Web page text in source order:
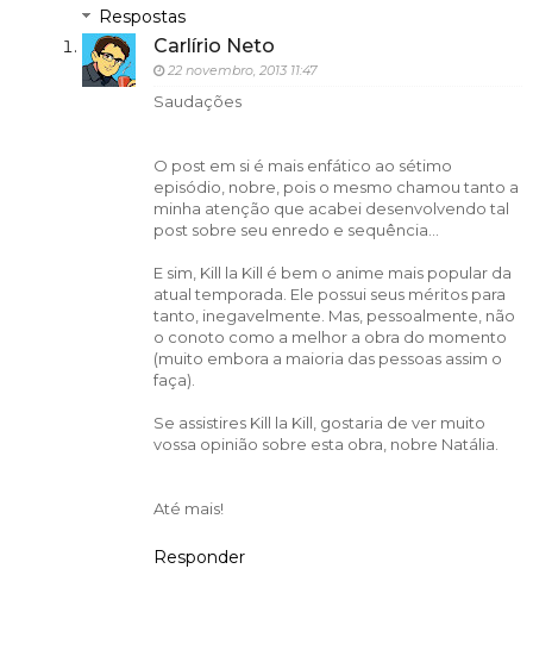
Respostas
Carlírio Neto
22 novembro, 2013 11:47
Saudações
O post em si é mais enfático ao sétimo
episódio, nobre, pois o mesmo chamou tanto a
minha atenção que acabei desenvolvendo tal
post sobre seu enredo e sequência...
E sim, Kill la Kill é bem o anime mais popular da
atual temporada. Ele possui seus méritos para
tanto, inegavelmente. Mas, pessoalmente, não
o conoto como a melhor a obra do momento
(muito embora a maioria das pessoas assim o
faça).
Se assistires Kill la Kill, gostaria de ver muito
vossa opinião sobre esta obra, nobre Natália.
Até mais!
Responder